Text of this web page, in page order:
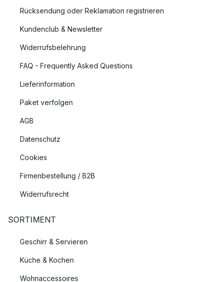
Rücksendung oder Reklamation registrieren
Kundenclub & Newsletter
Widerrufsbelehrung
FAQ - Frequently Asked Questions
Lieferinformation
Paket verfolgen
AGB
Datenschutz
Cookies
Firmenbestellung / B2B
Widerrufsrecht
SORTIMENT
Geschirr & Servieren
Küche & Kochen
Wohnaccessoires